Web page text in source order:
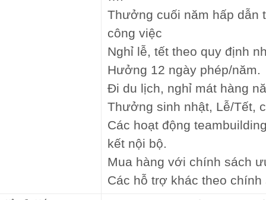
Thưởng cuối năm hấp dẫn
công việc
Nghỉ lễ, tết theo quy định
Hưởng 12 ngày phép/năm.
Đi du lịch, nghỉ mát hàng
Thưởng sinh nhật, Lễ/Tết,
Các hoạt động
kết nội bộ.
Mua hàng với chính sách
Các hỗ trợ khác theo chính